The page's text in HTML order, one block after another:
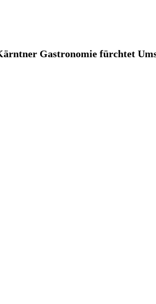
Gastronomie fürchtet